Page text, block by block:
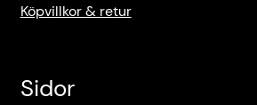
Köpvillkor & retur
Sidor